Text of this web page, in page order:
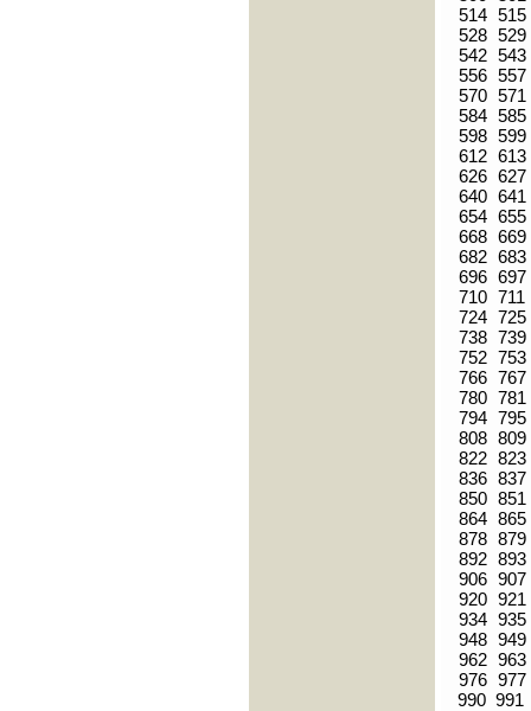
514 515
528 529
542 543
556 557
570 571
584 585
598 599
612 613
626 627
640 641
654 655
668 669
682 683
696 697
710 711
724 725
738 739
752 753
766 767
780 781
794 795
808 809
822 823
836 837
850 851
864 865
878 879
892 893
906 907
920 921
934 935
948 949
962 963
976 977
990 991